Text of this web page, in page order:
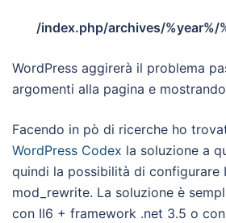
/index.php/archives/%year%/
WordPress aggirerà il problema
argomenti alla pagina e mostrando
Facendo in pò di ricerche ho
WordPress Codex la soluzione a
quindi la possibilità di configurare
mod_rewrite. La soluzione è
con II6 + framework .net 3.5 o con